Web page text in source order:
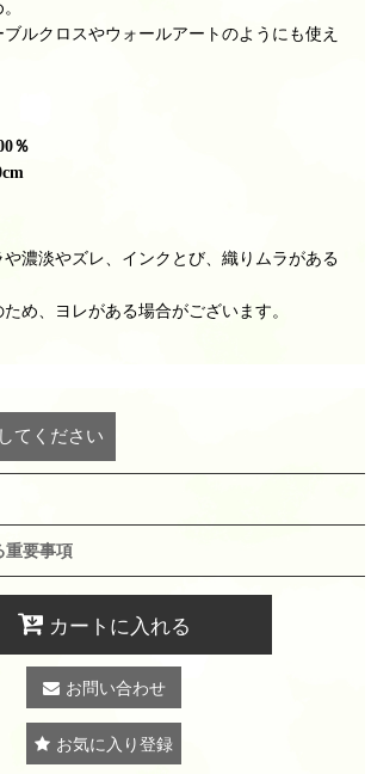
ルクロスやウォールアートのようにも使え
％
濃淡やズレ、インクとび、織りムラがある
め、ヨレがある場合がございます。
てください
重要事項
カートに入れる
お問い合わせ
お気に入り登録